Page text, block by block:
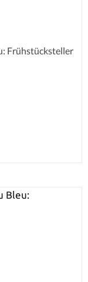
5 Sternen
Frühstücksteller